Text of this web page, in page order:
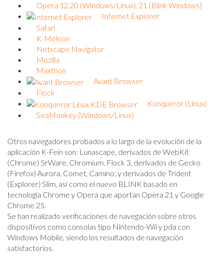
Opera 12.20 (Windows/Linux), 21 (Blink Windows)
Internet Explorer
Safari
K-Meleon
Netscape Navigator
Mozilla
Maxthon
Avant Browser
Flock
Konqueror (Linux)
SeaMonkey (Windows/Linux)
Otros navegadores probados a lo largo de la evolución de la
aplicación K-Fein son: Lunascape, derivados de WebKit
(Chrome) SrWare, Chromium, Flock 3, derivados de Gecko
(Firefox) Aurora, Comet, Camino; y derivados de Trident
(Explorer) Slim, así como el nuevo BLINK basado en
tecnología Chrome y Opera que aportan Opera 21 y Google
Chrome 25.
Se han realizado verificaciones de navegación sobre otros
dispositivos como consolas tipo Nintendo-Wii y pda con
Windows Mobile, siendo los resultados de navegación
satisfactorios.